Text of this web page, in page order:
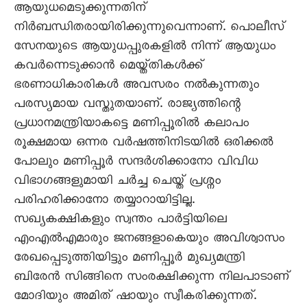
ആയുധമെടുക്കുന്നതിന്
നിർബന്ധിതരായിരിക്കുന്നുവെന്നാണ്. പൊലീസ്
സേനയുടെ ആയുധപ്പുരകളിൽ നിന്ന് ആയുധം
കവർന്നെടുക്കാൻ മെയ്ത്തികൾക്ക്
ഭരണാധികാരികൾ അവസരം നൽകുന്നതും
പരസ്യമായ വസ്തുതയാണ്. രാജ്യത്തിന്റെ
പ്രധാനമന്ത്രിയാകട്ടെ മണിപ്പൂരിൽ കലാപം
രൂക്ഷമായ ഒന്നര വർഷത്തിനിടയിൽ ഒരിക്കൽ
പോലും മണിപ്പൂർ സന്ദർശിക്കാനോ വിവിധ
വിഭാഗങ്ങളുമായി ചർച്ച ചെയ്ത് പ്രശ്നം
പരിഹരിക്കാനോ തയ്യാറായിട്ടില്ല.
സഖ്യകക്ഷികളും സ്വന്തം പാർട്ടിയിലെ
എംഎൽഎമാരും ജനങ്ങളാകെയും അവിശ്വാസം
രേഖപ്പെടുത്തിയിട്ടും മണിപ്പൂർ മുഖ്യമന്ത്രി
ബിരേൻ സിങ്ങിനെ സംരക്ഷിക്കുന്ന നിലപാടാണ്
മോദിയും അമിത് ഷായും സ്വീകരിക്കുന്നത്.